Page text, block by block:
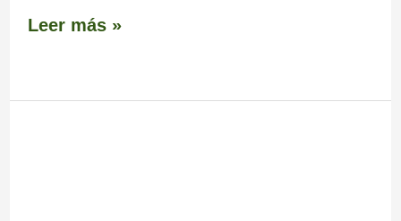
Leer más »